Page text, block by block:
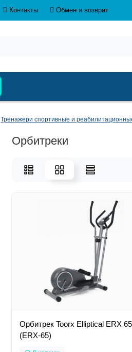
Контакты Обмен и возврат
Тренажери спортивные и
Орбитреки
Орбитрек Toorx Elliptical ERX 65
(ERX-65)